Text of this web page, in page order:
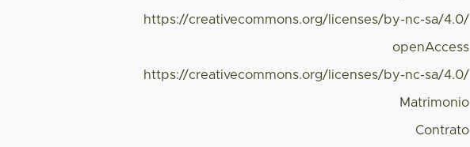
https://creativecommons.org/licenses/by-nc-sa/4.0/
openAccess
https://creativecommons.org/licenses/by-nc-sa/4.0/
Matrimonio
Contrato